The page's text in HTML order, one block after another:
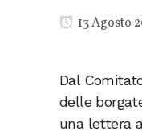
13 Agosto
Dal
delle
una lettera